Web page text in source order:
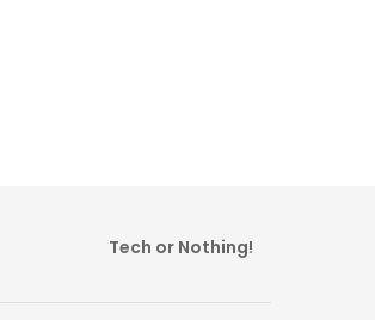
Tech or Nothing!